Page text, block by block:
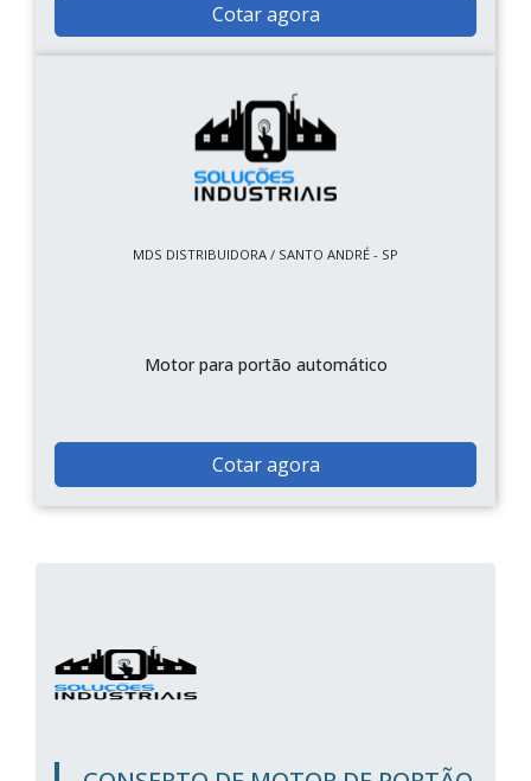
Cotar agora
MDS DISTRIBUIDORA / SANTO ANDRÉ - SP
Motor para portão automático
Cotar agora